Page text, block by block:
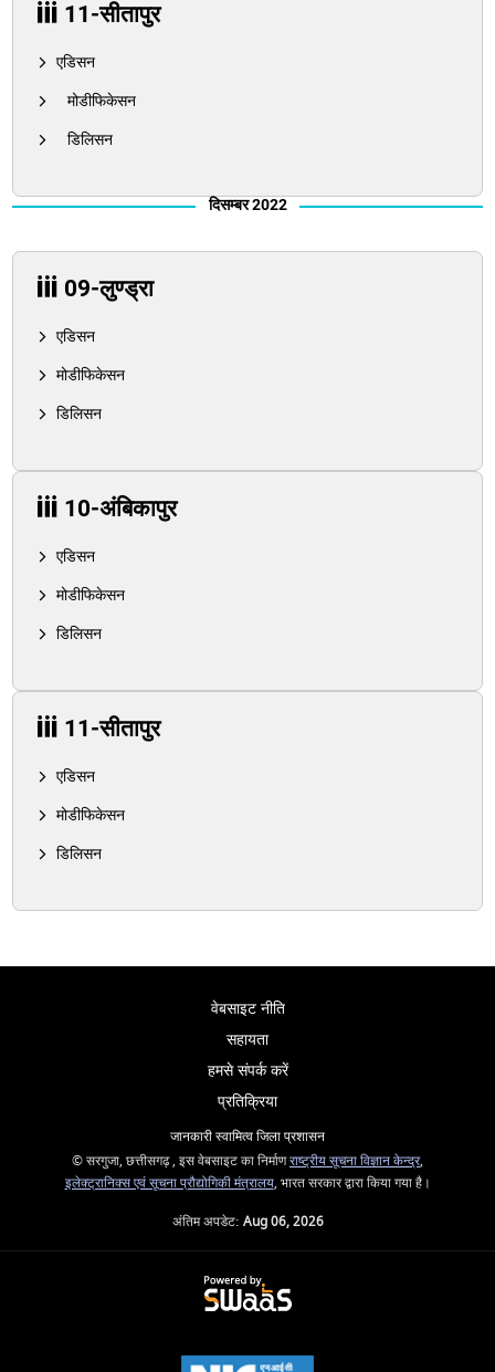
11-सीतापुर
एडिसन
मोडीफिकेसन
डिलिसन
दिसम्बर 2022
09-लुण्ड्रा
एडिसन
मोडीफिकेसन
डिलिसन
10-अंबिकापुर
एडिसन
मोडीफिकेसन
डिलिसन
11-सीतापुर
एडिसन
मोडीफिकेसन
डिलिसन
वेबसाइट नीति
सहायता
हमसे संपर्क करें
प्रतिक्रिया
जानकारी स्वामित्व जिला प्रशासन
© सरगुजा, छत्तीसगढ़ , इस वेबसाइट का निर्माणराष्ट्रीय सूचना विज्ञान केन्द्र,
इलेक्ट्रानिक्स एवं सूचना प्रौद्योगिकी मंत्रालय, भारत सरकार द्वारा किया गया है।
अंतिम अपडेट: Aug 06, 2026